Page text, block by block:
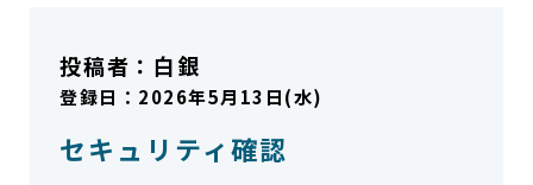
投稿者： 白銀
登録日：2026年5月13日(水)
セキュリティ確認